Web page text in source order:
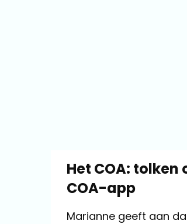
Het COA:
COA-app
Marianne geeft aan